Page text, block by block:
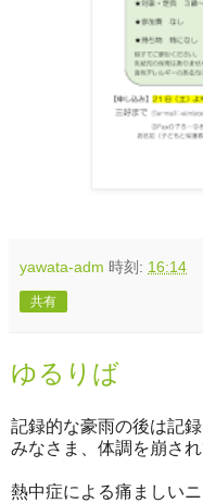
yawata-adm 時刻: 16:14
共有
ゆるりば
記録的な豪雨の後は記録
みなさま、体調を崩さ
熱中症による痛ましい